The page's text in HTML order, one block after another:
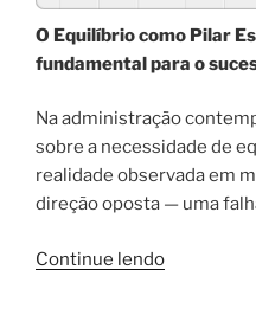
O Equilíbrio como Pilar
fundamental para o
Na administração
sobre a necessidade de
realidade observada em
direção oposta — uma
Continue lendo